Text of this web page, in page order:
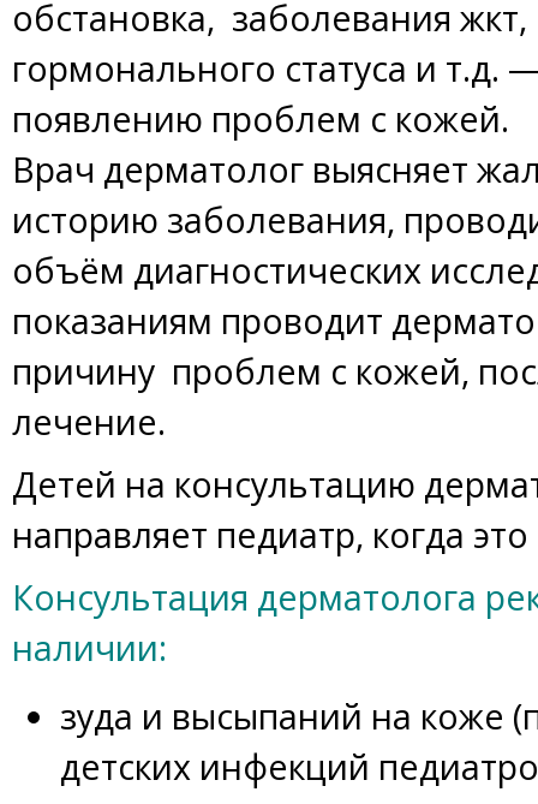
обстановка, заболевания
гормонального статуса и т.д.
появлению проблем с кожей.
Врач дерматолог выясняет
историю заболевания,
объём диагностических
показаниям проводит
причину проблем с кожей,
лечение.
Детей на консультацию
направляет педиатр, когда это
Консультация дерматолога
наличии:
зуда и высыпаний на коже
детских инфекций